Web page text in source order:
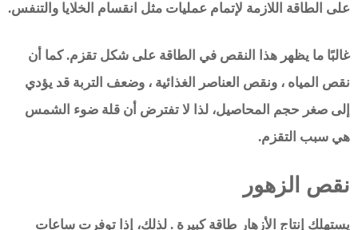
على الطاقة اللازمة لإتمام عمليات مثل انقسام الخلايا والتنفس.
غالبًا ما يظهر هذا النقص في الطاقة على شكل تقزم. كما أن
نقص المياه ، ونقص العناصر الغذائية ، وضعف التربة قد يؤدي
إلى صغر حجم المحاصيل، لذا لا تفترض أن قلة ضوء الشمس
هي سبب التقزم.
نقص الزهور
يستهلك إنتاج الأزهار طاقة كبيرة . لذلك، إذا توفرت ساعات